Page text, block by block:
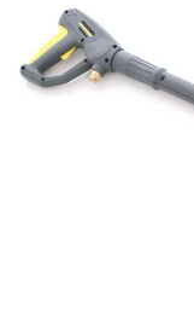
Marcato
Marina Systems
Master